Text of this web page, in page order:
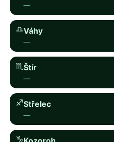
—
♎︎Váhy
—
♏︎Štír
—
♐︎Střelec
—
♑︎